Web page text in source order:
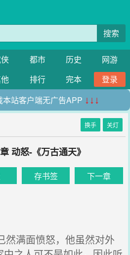
搜索
都市 历史
网游
排行 完本
登录
站客户端无广告APP ↓↓↓
换手 关灯
动怒-《万古通天》
存书签 下一章
满面愤怒，他虽然对外